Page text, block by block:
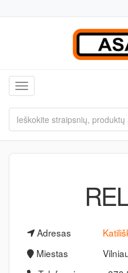
Toggle navigation
Adresas
Miestas